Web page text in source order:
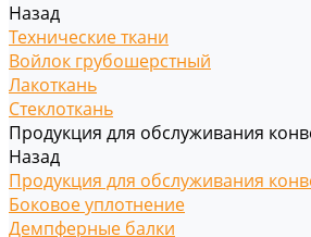
Назад
Технические ткани
Войлок грубошерстный
Лакоткань
Стеклоткань
Продукция для обслуживания
Назад
Продукция для обслуживания
Боковое уплотнение
Демпферные балки